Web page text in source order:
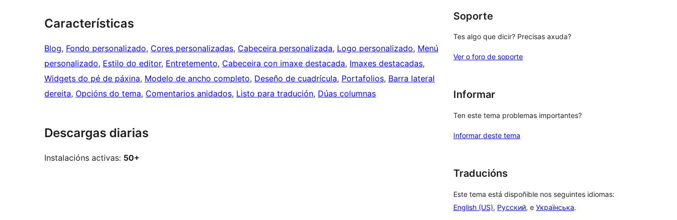
Características
Blog, Fondo personalizado, Cores personalizadas, Cabeceira personalizada, Logo personalizado, Menú
personalizado, Estilo do editor, Entretemento, Cabeceira con imaxe destacada, Imaxes destacadas
Widgets do pé de páxina, Modelo de ancho completo, Deseño de cuadrícula, Portafolios, Barra lateral
dereita, Opcións do tema, Comentarios anidados, Listo para tradución, Dúas columnas
Descargas diarias
Instalacións activas: 50+
Soporte
Tes algo que dicir? Precisas axuda?
Ver o foro de soporte
Informar
Ten este tema problemas importantes?
Informar deste tema
Traducións
Este tema está dispoñible nos seguintes idiomas:
English (US), Русский, e Українська.